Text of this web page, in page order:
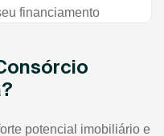
financiamento
potencial imobiliário e